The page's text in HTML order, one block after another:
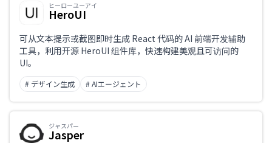
ヒーローユーアイ
HeroUI
可从文本提示或截图即时生成 React 代码的 AI 前端开发辅助
工具，利用开源 HeroUI 组件库，快速构建美观且可访问的
UI。
# デザイン生成 # AIエージェント
ジャスパー
Jasper